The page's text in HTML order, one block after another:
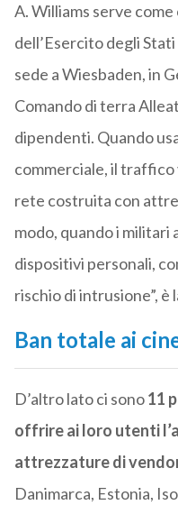
A. Williams serve
dell’Esercito degli
sede a Wiesbaden, in
Comando di terra
dipendenti. Quando
commerciale, il
rete costruita con
modo, quando i militari
dispositivi personali,
rischio di intrusione”, è
Ban totale ai
D’altro lato ci sono11
offrire ai loro utenti
attrezzature di
Danimarca, Estonia,